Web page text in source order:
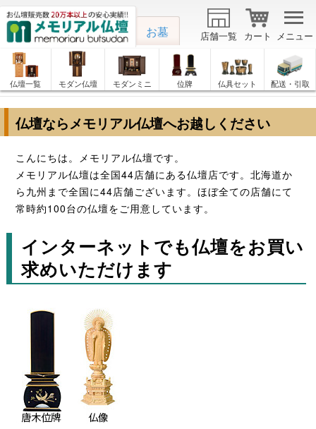
お墓 メニュー
カート
店舗一覧
仏壇一覧 モダン仏壇 モダンミニ 位牌 仏具セット 配送・引取
仏壇ならメモリアル仏壇へお越しください
こんにちは。メモリアル仏壇です。
メモリアル仏壇は全国44店舗にある仏壇店です。北海道か
ら九州まで全国に44店舗ございます。ほぼ全ての店舗にて
常時約100台の仏壇をご用意しています。
インターネットでも仏壇をお買い
求めいただけます